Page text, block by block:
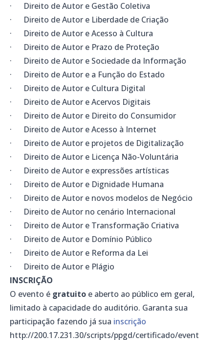
· Direito de Autor e Gestão Coletiva
· Direito de Autor e Liberdade de Criação
· Direito de Autor e Acesso à Cultura
· Direito de Autor e Prazo de Proteção
· Direito de Autor e Sociedade da Informação
· Direito de Autor e a Função do Estado
· Direito de Autor e Cultura Digital
· Direito de Autor e Acervos Digitais
· Direito de Autor e Direito do Consumidor
· Direito de Autor e Acesso à Internet
· Direito de Autor e projetos de Digitalização
· Direito de Autor e Licença Não-Voluntária
· Direito de Autor e expressões artísticas
· Direito de Autor e Dignidade Humana
· Direito de Autor e novos modelos de Negócio
· Direito de Autor no cenário Internacional
· Direito de Autor e Transformação Criativa
· Direito de Autor e Domínio Público
· Direito de Autor e Reforma da Lei
· Direito de Autor e Plágio
INSCRIÇÃO
O evento é gratuito e aberto ao público em geral,
limitado à capacidade do auditório. Garanta sua
participação fazendo já sua inscrição
http://200.17.231.30/scripts/ppgd/certificado/event